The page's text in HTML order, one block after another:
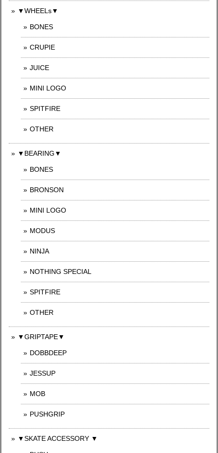
▼WHEELs▼
BONES
CRUPIE
JUICE
MINI LOGO
SPITFIRE
OTHER
▼BEARING▼
BONES
BRONSON
MINI LOGO
MODUS
NINJA
NOTHING SPECIAL
SPITFIRE
OTHER
▼GRIPTAPE▼
DOBBDEEP
JESSUP
MOB
PUSHGRIP
▼SKATE ACCESSORY ▼